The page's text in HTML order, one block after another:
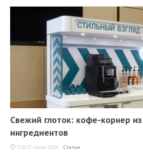
Свежий глоток: кофе-корнер
ингредиентов
11:19, 17 июля 2026 Статьи